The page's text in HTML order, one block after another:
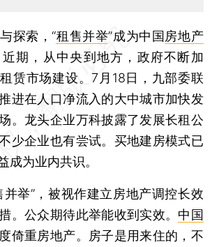
索，“租售并举”成为中国 房地产
期，从中央到地方，政府不断加
赁市场建设。7月18日，九部委联
进在人口净流入的大中城市加快发
。龙头企业万科披露了发展长租公
少企业也有尝试。买地建房模式已
成为业内共识。
举”，被视作建立房地产调控长效
。公众期待此举能收到实效。 中国
倚重房地产。房子是用来住的，不